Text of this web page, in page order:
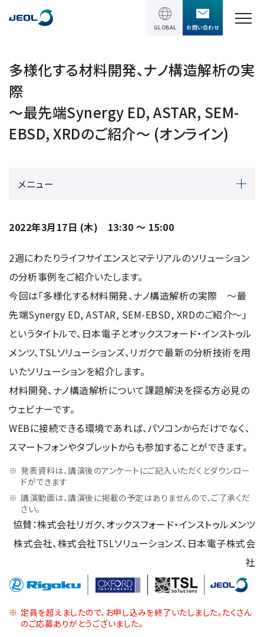
ニュース
JEOLメールマガジン登録
お問い合わせのご案内
サイトマップ
製品情報
製品情報
SEM周辺機器
断面試料作製装置 (CP)
集束イオンビーム加工観察装置 (FIB)
電子プローブマイクロアナライザー (EPMA)
オージェマイクロプローブ (Auger)
蛍光X線分析装置 (XRF)
その他装置
磁気共鳴装置 総合
核磁気共鳴装置 (NMR)
NMRプローブ
超伝導マグネット (SCM)
NMR周辺機器
NMRソフトウェア
ESR周辺機器
質量分析計 総合
サービス＆サポート
装置利用サポート
受託分析
保守契約
ブリッジングサービス
サブスクリプション
リース
シェアリング
リユース
会員制サービス
サポートプラン (パーコール・オーバーホール)
製品を安全にお使いいただくために
サービス＆サポートエリア
半導体
鉄鋼
化学
ガラス・セラミック
生物学
食品・植物
防衛・航空宇宙
ライフサイエンス
非鉄・金属
プラスチック・高分子
臨床・病理
医薬・創薬
その他
アプリケーションノート
イベント・セミナー
最新のセミナー / ウェビナー
最新のイベント・展示会
会社情報
会社概要
ご挨拶
事業紹介
グローバルネットワーク
YOKOGUSHI 2.0
クローズアップJEOL
理科教育支援
国内拠点
国内関係会社
海外関係会社
コーポレートシンボル
IR情報
サステナビリティ
サステナビリティ
グローバル & ニッチ
サステナビリティへの考え方
環境
社会
ガバナンス
統合報告書
健康経営
採用情報
採用情報
数字で見る日本電子
PROFESSIONAL INTERVIEW
福利厚生
新卒採用
キャリア採用
派遣登録
GLOBAL お問い合わせ
多様化する材料開発、ナノ構造解析の実
際
～最先端Synergy ED, ASTAR, SEM-
EBSD, XRDのご紹介～ (オンライン)
メニュー
2022年3月17日 (木) 13:30 ～ 15:00
2週にわたりライフサイエンスとマテリアルのソリューション
の分析事例をご紹介いたします。
今回は「多様化する材料開発、ナノ構造解析の実際 ～最
先端Synergy ED, ASTAR, SEM-EBSD, XRDのご紹介～」
というタイトルで、日本電子とオックスフォード・インストゥル
メンツ、TSLソリューションズ、リガクで最新の分析技術を用
いたソリューションを紹介します。
材料開発、ナノ構造解析について課題解決を探る方必見の
ウェビナーです。
WEBに接続できる環境であれば、パソコンからだけでなく、
スマートフォンやタブレットからも参加することができます。
発表資料は、講演後のアンケートにご記入いただくとダウンロー
ドができます
講演動画は、講演後に掲載の予定はありませんので、ご了承くだ
さい。
協賛：株式会社リガク、オックスフォード・インストゥルメンツ
株式会社、株式会社TSLソリューションズ、日本電子株式会
社
定員を超えましたので、お申し込みを終了いたしました。たくさん
のご応募ありがとうございました。